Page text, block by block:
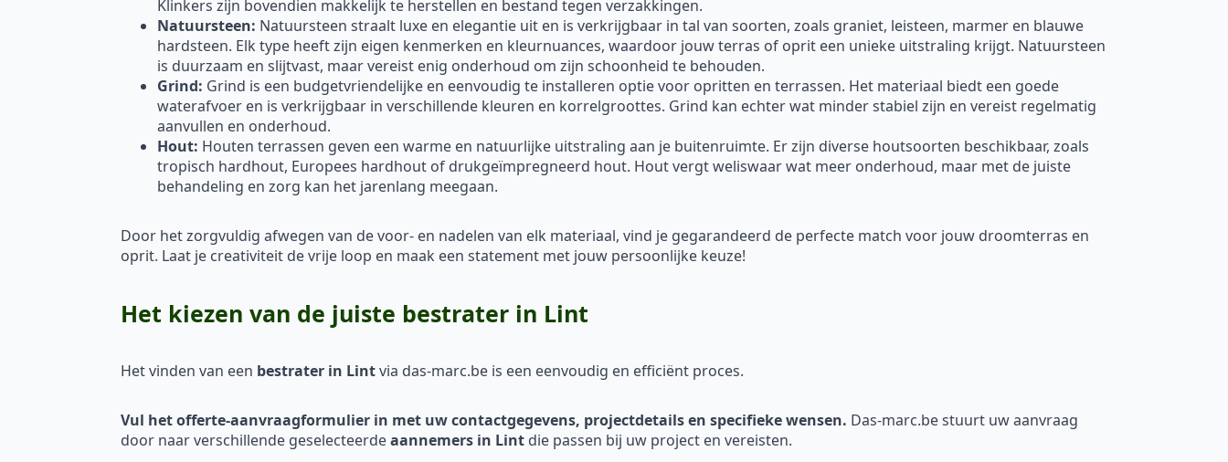
Klinkers zijn bovendien makkelijk te herstellen en bestand tegen verzakkingen.
Natuursteen: Natuursteen straalt luxe en elegantie uit en is verkrijgbaar in tal van soorten, zoals graniet, leisteen, marmer en blauwe
hardsteen. Elk type heeft zijn eigen kenmerken en kleurnuances, waardoor jouw terras of oprit een unieke uitstraling krijgt. Natuursteen
is duurzaam en slijtvast, maar vereist enig onderhoud om zijn schoonheid te behouden.
Grind: Grind is een budgetvriendelijke en eenvoudig te installeren optie voor opritten en terrassen. Het materiaal biedt een goede
waterafvoer en is verkrijgbaar in verschillende kleuren en korrelgroottes. Grind kan echter wat minder stabiel zijn en vereist regelmatig
aanvullen en onderhoud.
Hout: Houten terrassen geven een warme en natuurlijke uitstraling aan je buitenruimte. Er zijn diverse houtsoorten beschikbaar, zoals
tropisch hardhout, Europees hardhout of drukgeïmpregneerd hout. Hout vergt weliswaar wat meer onderhoud, maar met de juiste
behandeling en zorg kan het jarenlang meegaan.
Door het zorgvuldig afwegen van de voor- en nadelen van elk materiaal, vind je gegarandeerd de perfecte match voor jouw droomterras en
oprit. Laat je creativiteit de vrije loop en maak een statement met jouw persoonlijke keuze!
Het kiezen van de juiste bestrater in Lint
Het vinden van een bestrater in Lintvia das-marc.be is een eenvoudig en efficiënt proces.
Vul het offerte-aanvraagformulier in met uw contactgegevens, projectdetails en specifieke wensen. Das-marc.be stuurt uw aanvraag
door naar verschillende geselecteerdeaannemers in Lint die passen bij uw project en vereisten.